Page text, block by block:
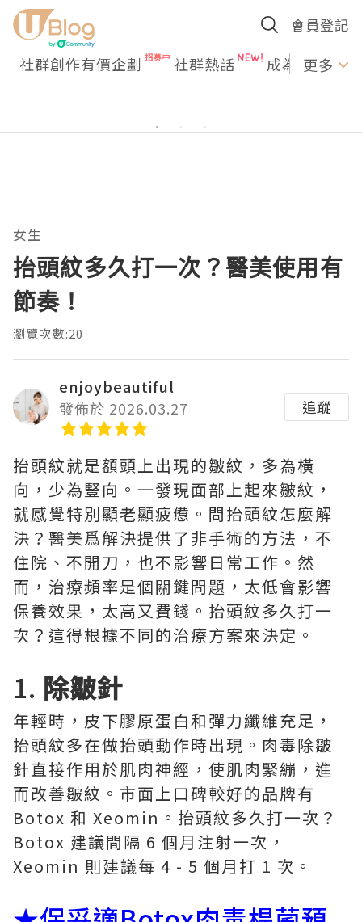
會員登記
社群創作有價企劃 社群熱話 成為U更多
女生
抬頭紋多久打一次？醫美使用有
節奏！
瀏覽次數:20
enjoybeautiful
發佈於 2026.03.27
追蹤
抬頭紋就是額頭上出現的皺紋，多為橫
向，少為豎向。一發現面部上起來皺紋，
就感覺特別顯老顯疲憊。問抬頭紋怎麼解
決？醫美爲解決提供了非手術的方法，不
住院、不開刀，也不影響日常工作。然
而，治療頻率是個關鍵問題，太低會影響
保養效果，太高又費錢。抬頭紋多久打一
次？這得根據不同的治療方案來決定。
1. 除皺針
年輕時，皮下膠原蛋白和彈力纖維充足，
抬頭紋多在做抬頭動作時出現。肉毒除皺
針直接作用於肌肉神經，使肌肉緊繃，進
而改善皺紋。市面上口碑較好的品牌有
Botox 和 Xeomin。抬頭紋多久打一次？
Botox 建議間隔 6 個月注射一次，
Xeomin 則建議每 4 - 5 個月打 1 次。